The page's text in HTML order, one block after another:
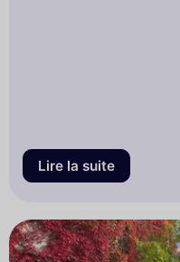
Lire la suite